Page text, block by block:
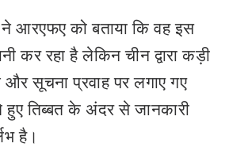
ने आरएफए को बताया कि वह इस
कर रहा है लेकिन चीन द्वारा कड़ी
और सूचना प्रवाह पर लगाए गए
हुए तिब्बत के अंदर से जानकारी
है।